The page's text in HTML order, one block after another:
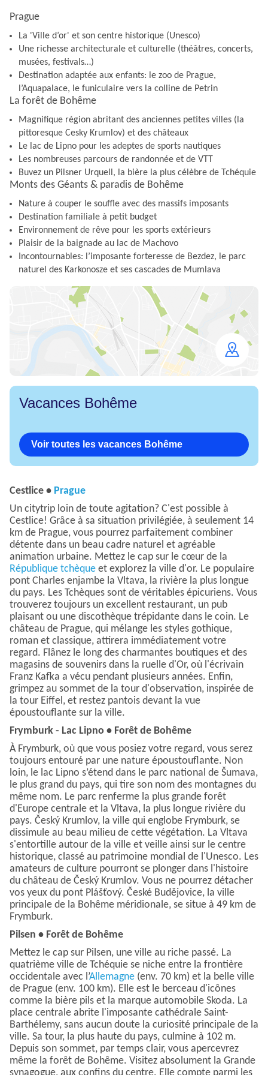
Prague
La 'Ville d’or' et son centre historique (Unesco)
Une richesse architecturale et culturelle (théâtres, concerts,
musées, festivals…)
Destination adaptée aux enfants: le zoo de Prague,
l’Aquapalace, le funiculaire vers la colline de Petrin
La forêt de Bohême
Magnifique région abritant des anciennes petites villes (la
pittoresque Cesky Krumlov) et des châteaux
Le lac de Lipno pour les adeptes de sports nautiques
Les nombreuses parcours de randonnée et de VTT
Buvez un Pilsner Urquell, la bière la plus célèbre de Tchéquie
Monts des Géants & paradis de Bohême
Nature à couper le souffle avec des massifs imposants
Destination familiale à petit budget
Environnement de rêve pour les sports extérieurs
Plaisir de la baignade au lac de Machovo
Incontournables: l’imposante forteresse de Bezdez, le parc
naturel des Karkonosze et ses cascades de Mumlava
map
Vacances Bohême
Voir toutes les vacances Bohême
Cestlice • Prague
Un citytrip loin de toute agitation? C'est possible à
Cestlice! Grâce à sa situation privilégiée, à seulement 14
km de Prague, vous pourrez parfaitement combiner
détente dans un beau cadre naturel et agréable
animation urbaine. Mettez le cap sur le cœur de la
République tchèque et explorez la ville d'or. Le populaire
pont Charles enjambe la Vltava, la rivière la plus longue
du pays. Les Tchèques sont de véritables épicuriens. Vous
trouverez toujours un excellent restaurant, un pub
plaisant ou une discothèque trépidante dans le coin. Le
château de Prague, qui mélange les styles gothique,
roman et classique, attirera immédiatement votre
regard. Flânez le long des charmantes boutiques et des
magasins de souvenirs dans la ruelle d'Or, où l'écrivain
Franz Kafka a vécu pendant plusieurs années. Enfin,
grimpez au sommet de la tour d'observation, inspirée de
la tour Eiffel, et restez pantois devant la vue
époustouflante sur la ville.
Frymburk - Lac Lipno • Forêt de Bohême
À Frymburk, où que vous posiez votre regard, vous serez
toujours entouré par une nature époustouflante. Non
loin, le lac Lipno s’étend dans le parc national de Šumava,
le plus grand du pays, qui tire son nom des montagnes du
même nom. Le parc renferme la plus grande forêt
d'Europe centrale et la Vltava, la plus longue rivière du
pays. Český Krumlov, la ville qui englobe Frymburk, se
dissimule au beau milieu de cette végétation. La Vltava
s'entortille autour de la ville et veille ainsi sur le centre
historique, classé au patrimoine mondial de l'Unesco. Les
amateurs de culture pourront se plonger dans l'histoire
du château de Český Krumlov. Vous ne pourrez détacher
vos yeux du pont Plášťový. České Budějovice, la ville
principale de la Bohême méridionale, se situe à 49 km de
Frymburk.
Pilsen • Forêt de Bohême
Mettez le cap sur Pilsen, une ville au riche passé. La
quatrième ville de Tchéquie se niche entre la frontière
occidentale avec l’Allemagne (env. 70 km) et la belle ville
de Prague (env. 100 km). Elle est le berceau d'icônes
comme la bière pils et la marque automobile Skoda. La
place centrale abrite l'imposante cathédrale Saint-
Barthélemy, sans aucun doute la curiosité principale de la
ville. Sa tour, la plus haute du pays, culmine à 102 m.
Depuis son sommet, par temps clair, vous apercevrez
même la forêt de Bohême. Visitez absolument la Grande